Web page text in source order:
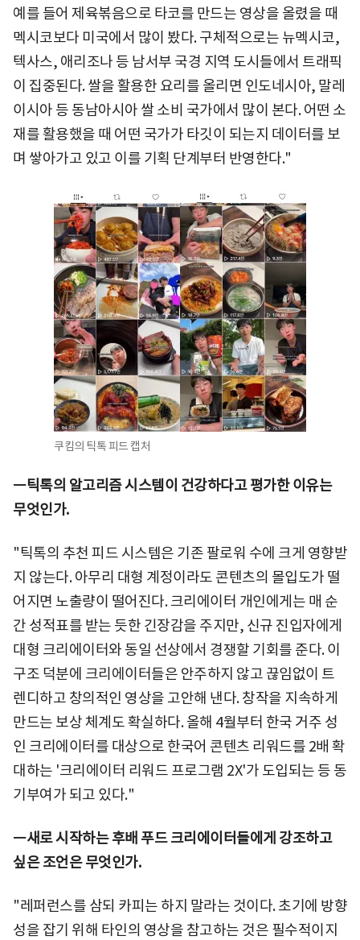
예를 들어 제육볶음으로 타코를 만드는 영상을 올렸을 때
멕시코보다 미국에서 많이 봤다. 구체적으로는 뉴멕시코,
텍사스, 애리조나 등 남서부 국경 지역 도시들에서 트래픽
이 집중된다. 쌀을 활용한 요리를 올리면 인도네시아, 말레
이시아 등 동남아시아 쌀 소비 국가에서 많이 본다. 어떤 소
재를 활용했을 때 어떤 국가가 타깃이 되는지 데이터를 보
며 쌓아가고 있고 이를 기획 단계부터 반영한다."
쿠킴의 틱톡 피드 캡처
ㅡ틱톡의 알고리즘 시스템이 건강하다고 평가한 이유는
무엇인가.
"틱톡의 추천 피드 시스템은 기존 팔로워 수에 크게 영향받
지 않는다. 아무리 대형 계정이라도 콘텐츠의 몰입도가 떨
어지면 노출량이 떨어진다. 크리에이터 개인에게는 매 순
간 성적표를 받는 듯한 긴장감을 주지만, 신규 진입자에게
대형 크리에이터와 동일 선상에서 경쟁할 기회를 준다. 이
구조 덕분에 크리에이터들은 안주하지 않고 끊임없이 트
렌디하고 창의적인 영상을 고안해 낸다. 창작을 지속하게
만드는 보상 체계도 확실하다. 올해 4월부터 한국 거주 성
인 크리에이터를 대상으로 한국어 콘텐츠 리워드를 2배 확
대하는 '크리에이터 리워드 프로그램 2X'가 도입되는 등 동
기부여가 되고 있다."
ㅡ새로 시작하는 후배 푸드 크리에이터들에게 강조하고
싶은 조언은 무엇인가.
"레퍼런스를 삼되 카피는 하지 말라는 것이다. 초기에 방향
성을 잡기 위해 타인의 영상을 참고하는 것은 필수적이지